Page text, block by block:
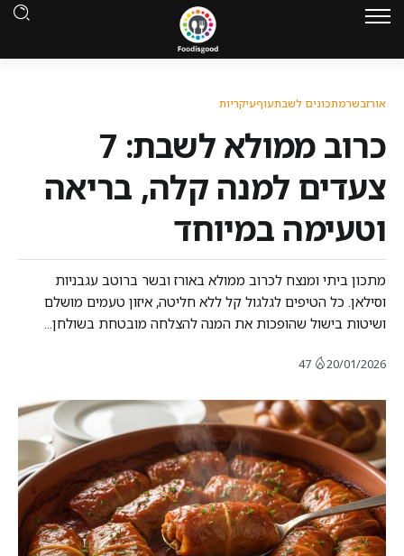
אורזבשרמתכונים לשבתעוףעיקריות
כרוב ממולא לשבת: 7
צעדים למנה קלה, בריאה
וטעימה במיוחד
מתכון ביתי ומנצח לכרוב ממולא באורז ובשר ברוטב עגבניות
וסילאן. כל הטיפים לגלגול קל ללא חליטה, איזון טעמים מושלם
ושיטות בישול שהופכות את המנה להצלחה מובטחת בשולחן...
20/01/2026
47